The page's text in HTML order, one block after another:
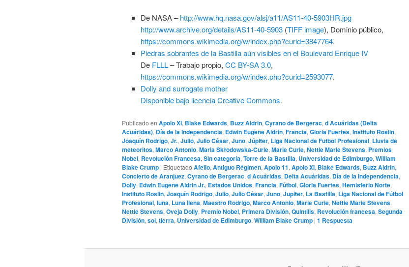
De NASA –http://www.hq.nasa.gov/alsj/a11/AS11-40-5903HR.jpg
http://www.archive.org/details/AS11-40-5903(TIFF image), Dominio público,
https://commons.wikimedia.org/w/index.php?curid=3847764.
Piedras sobrantes de la Bastilla aún visibles en el Boulevard Enrique IV
De FLLL–Trabajo propio, CC BY-SA 3.0,
https://commons.wikimedia.org/w/index.php?curid=2593077.
Dolly and surrogate mother
Disponible bajo licencia Creative Commons.
Publicado en Apolo XI, Blake Edwards, Buzz Aldrin, Cyrano de Bergerac, d Acuáridas (Delta
Acuáridas), Día de la Independencia, Edwin Eugene Aldrin, Francia, Gloria Fuertes, Instituto Roslin,
Joaquín Rodrigo, Jr., Julio, Julio César, Juno, Júpiter, Liga Nacional de Futbol Profesional, Lluvia de
meteoritos, Marco Antonio, Maria Skłodowska-Curie, Marie Curie, Nettie Marie Stevens, Premios
Nobel, Revolución Francesa, Sin categoría, Torre de la Bastilla, Universidad de Edimburgo, William
Blake Crump | Etiquetado Afelio, Antiguo Régimen, Apolo 11, Apolo XI, Blake Edwards, Buzz Aldrin,
Concierto de Aranjuez, Cyrano de Bergerac, d Acuáridas, Delta Acuáridas, Día de la Independencia,
Dolly, Edwin Eugene Aldrin Jr., Estados Unidos, Francia, Fútbol, Gloria Fuertes, Hemisferio Norte,
Instituto Roslin, Joaquín Rodrigo, Julio, Julio César, Juno, Jupiter, La Bastilla, Liga Nacional de Fútbol
Profesional, luna, Luna llena, Maestro Rodrigo, Marco Antonio, Marie Curie, Nettie Marie Stevens,
Nettie Stevens, Oveja Dolly, Premio Nobel, Primera División, Quintilis, Revolución francesa, Segunda
División, sol, tierra, Universidad de Edimburgo, William Blake Crump | 1 Respuesta